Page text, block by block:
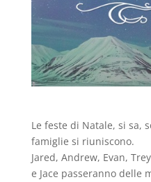
Le feste di Natale, si sa,
famiglie si riuniscono.
Jared, Andrew, Evan,
e Jace passeranno delle